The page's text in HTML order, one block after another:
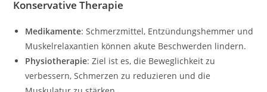
Konservative Therapie
Medikamente: Schmerzmittel, Entzündungshemmer und
Muskelrelaxantien können akute Beschwerden lindern.
Physiotherapie: Ziel ist es, die Beweglichkeit zu
verbessern, Schmerzen zu reduzieren und die